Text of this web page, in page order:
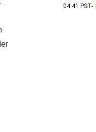
04:41 PST-